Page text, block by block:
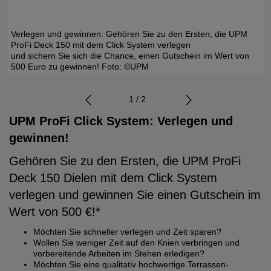
Verlegen und gewinnen: Gehören Sie zu den Ersten, die UPM
ProFi Deck 150 mit dem Click System verlegen
und sichern Sie sich die Chance, einen Gutschein im Wert von
500 Euro zu gewinnen! Foto: ©UPM
1 / 2
UPM ProFi Click System: Verlegen und
gewinnen!
Gehören Sie zu den Ersten, die UPM ProFi
Deck 150 Dielen mit dem Click System
verlegen und gewinnen Sie einen Gutschein im
Wert von 500 €!*
Möchten Sie schneller verlegen und Zeit sparen?
Wollen Sie weniger Zeit auf den Knien verbringen und
vorbereitende Arbeiten im Stehen erledigen?
Möchten Sie eine qualitativ hochwertige Terrassen-